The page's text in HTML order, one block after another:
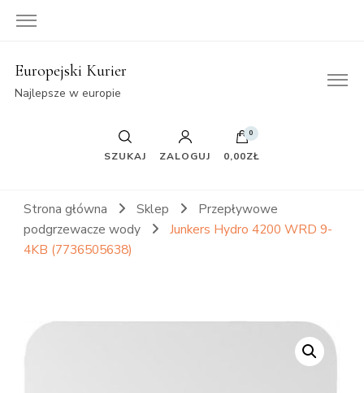
Europejski Kurier
Najlepsze w europie
SZUKAJ ZALOGUJ
0
0,00ZŁ
Strona główna Sklep
Przepływowe
podgrzewacze wody
Junkers Hydro 4200 WRD 9-
4KB (7736505638)